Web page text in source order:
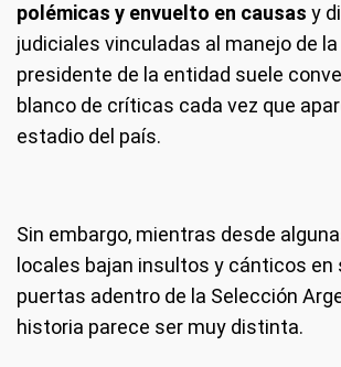
polémicas y envuelto en causas y
judiciales vinculadas al manejo de la
presidente de la entidad suele
blanco de críticas cada vez que
estadio del país.
Sin embargo, mientras desde
locales bajan insultos y cánticos en
puertas adentro de la Selección
historia parece ser muy distinta.